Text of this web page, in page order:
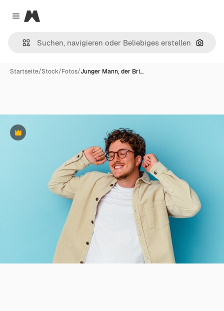
Close menu
Magnific
Nach
Startseite/Stock/Fotos/Junger Mann, der Bri…
Premium